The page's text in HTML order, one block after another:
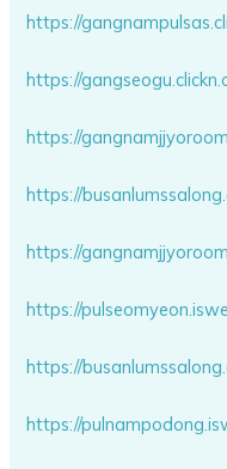
https://
https://
https://
https://
https://
https://
https://
https://